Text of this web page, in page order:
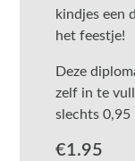
kindjes een
het feestje!
Deze
zelf in te
slechts 0,95
€1.95